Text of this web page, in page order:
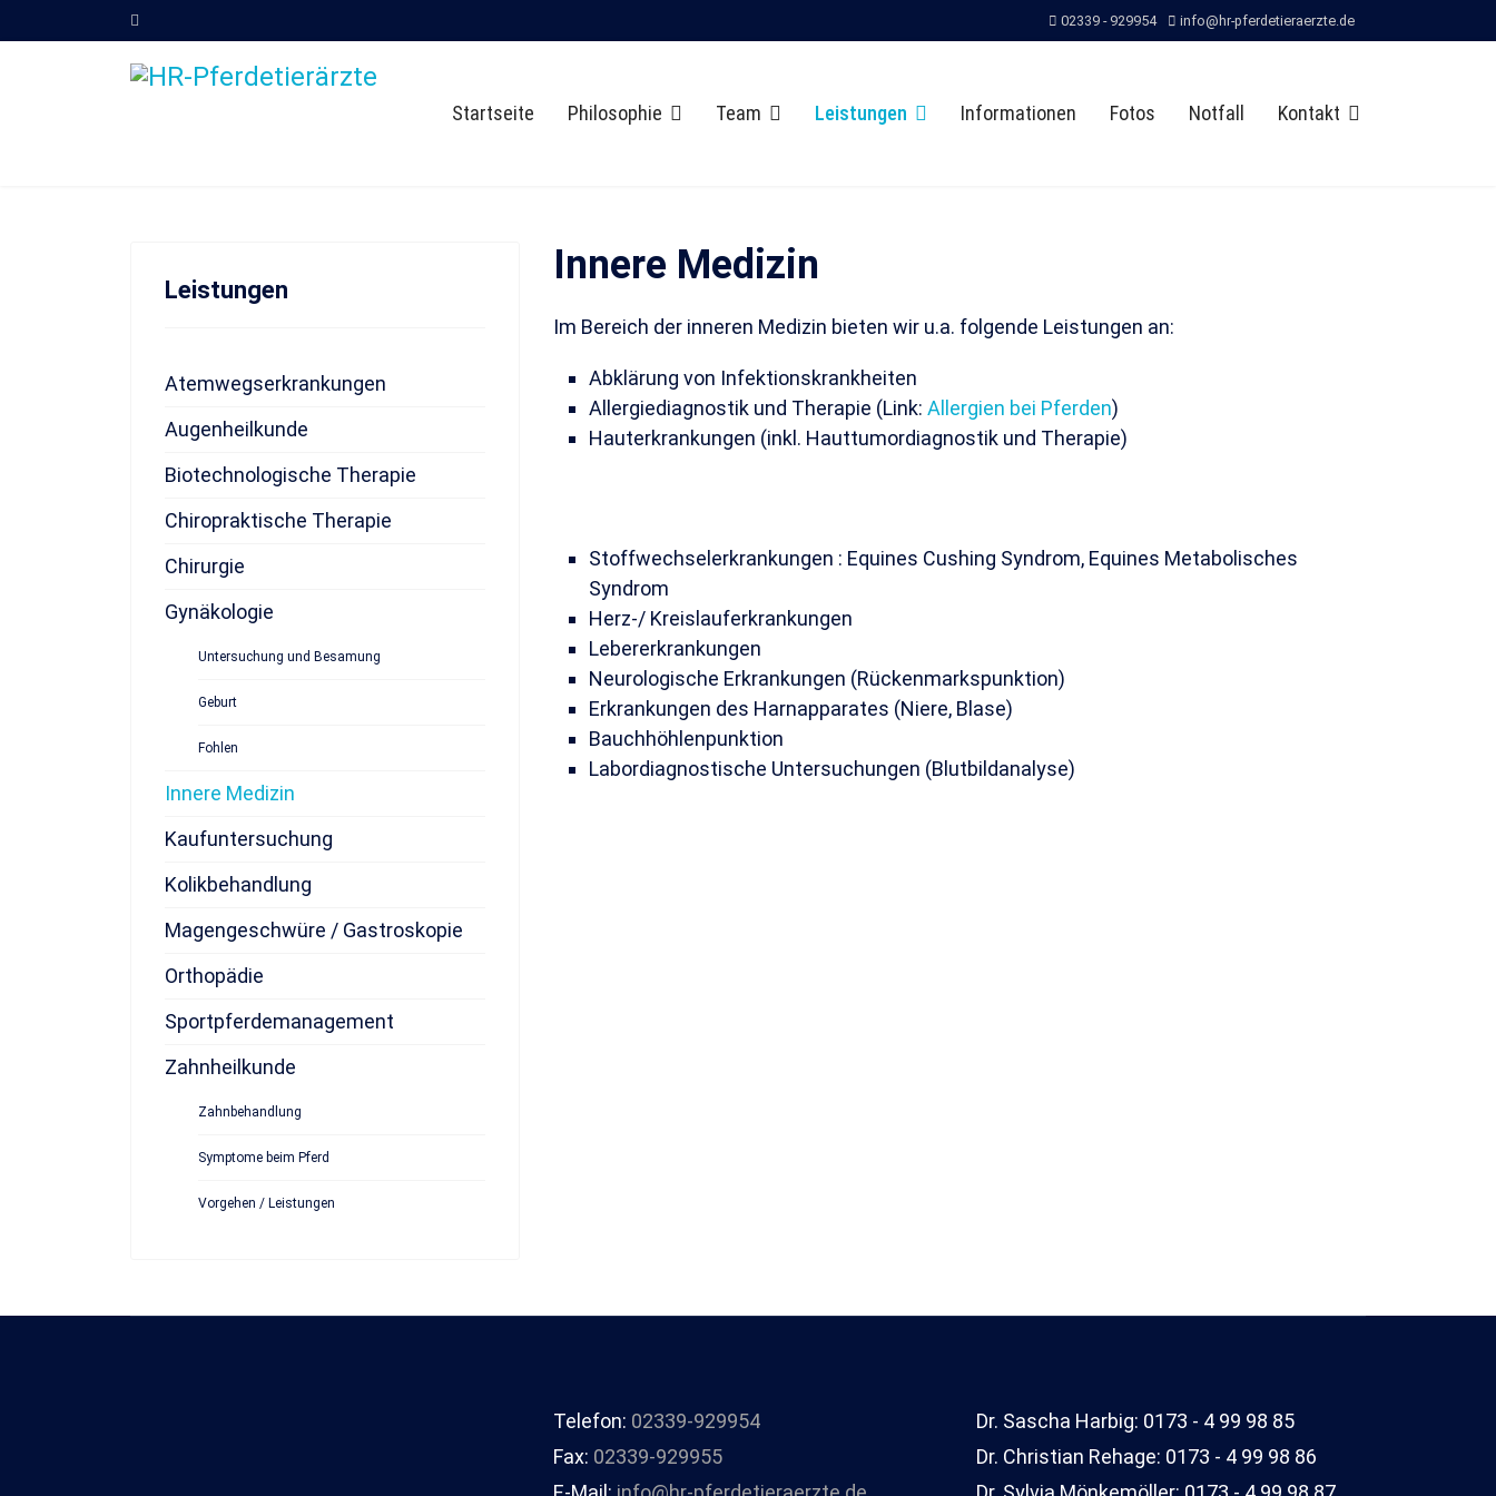
02339 - 929954 info@hr-pferdetieraerzte.de
Startseite Philosophie Team Leistungen Informationen Fotos Notfall Kontakt
Leistungen
Atemwegserkrankungen
Augenheilkunde
Biotechnologische Therapie
Chiropraktische Therapie
Chirurgie
Gynäkologie
Untersuchung und Besamung
Geburt
Fohlen
Innere Medizin
Kaufuntersuchung
Kolikbehandlung
Magengeschwüre / Gastroskopie
Orthopädie
Sportpferdemanagement
Zahnheilkunde
Zahnbehandlung
Symptome beim Pferd
Vorgehen / Leistungen
Innere Medizin
Im Bereich der inneren Medizin bieten wir u.a. folgende Leistungen an:
Abklärung von Infektionskrankheiten
Allergiediagnostik und Therapie (Link: Allergien bei Pferden)
Hauterkrankungen (inkl. Hauttumordiagnostik und Therapie)
Stoffwechselerkrankungen : Equines Cushing Syndrom, Equines Metabolisches
Syndrom
Herz-/ Kreislauferkrankungen
Lebererkrankungen
Neurologische Erkrankungen (Rückenmarkspunktion)
Erkrankungen des Harnapparates (Niere, Blase)
Bauchhöhlenpunktion
Labordiagnostische Untersuchungen (Blutbildanalyse)
Telefon: 02339-929954
Fax: 02339-929955
Dr. Sascha Harbig: 0173 - 4 99 98 85
Dr. Christian Rehage: 0173 - 4 99 98 86